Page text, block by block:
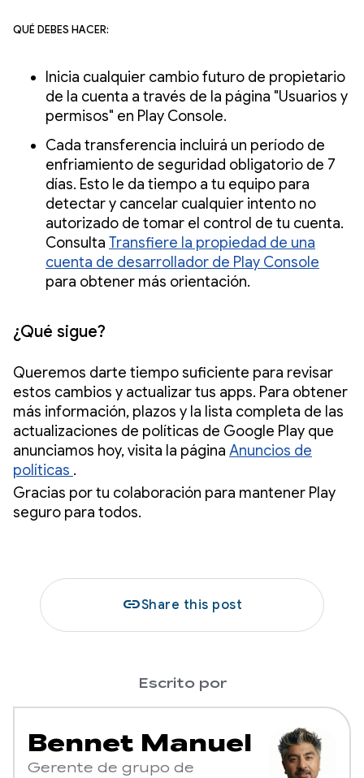
Qué debes hacer:
Inicia cualquier cambio futuro de propietario
de la cuenta a través de la página "Usuarios y
permisos" en Play Console.
Cada transferencia incluirá un período de
enfriamiento de seguridad obligatorio de 7
días. Esto le da tiempo a tu equipo para
detectar y cancelar cualquier intento no
autorizado de tomar el control de tu cuenta.
Consulta Transfiere la propiedad de una
cuenta de desarrollador de Play Console
para obtener más orientación.
¿Qué sigue?
Queremos darte tiempo suficiente para revisar
estos cambios y actualizar tus apps. Para obtener
más información, plazos y la lista completa de las
actualizaciones de políticas de Google Play que
anunciamos hoy, visita la página Anuncios de
políticas .
Gracias por tu colaboración para mantener Play
seguro para todos.
linkShare this post
Escrito por
Bennet Manuel
Gerente de grupo de